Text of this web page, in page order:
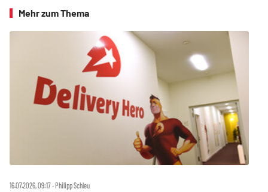
Mehr zum Thema
16.07.2026, 09:17 ‧ Philipp Schleu